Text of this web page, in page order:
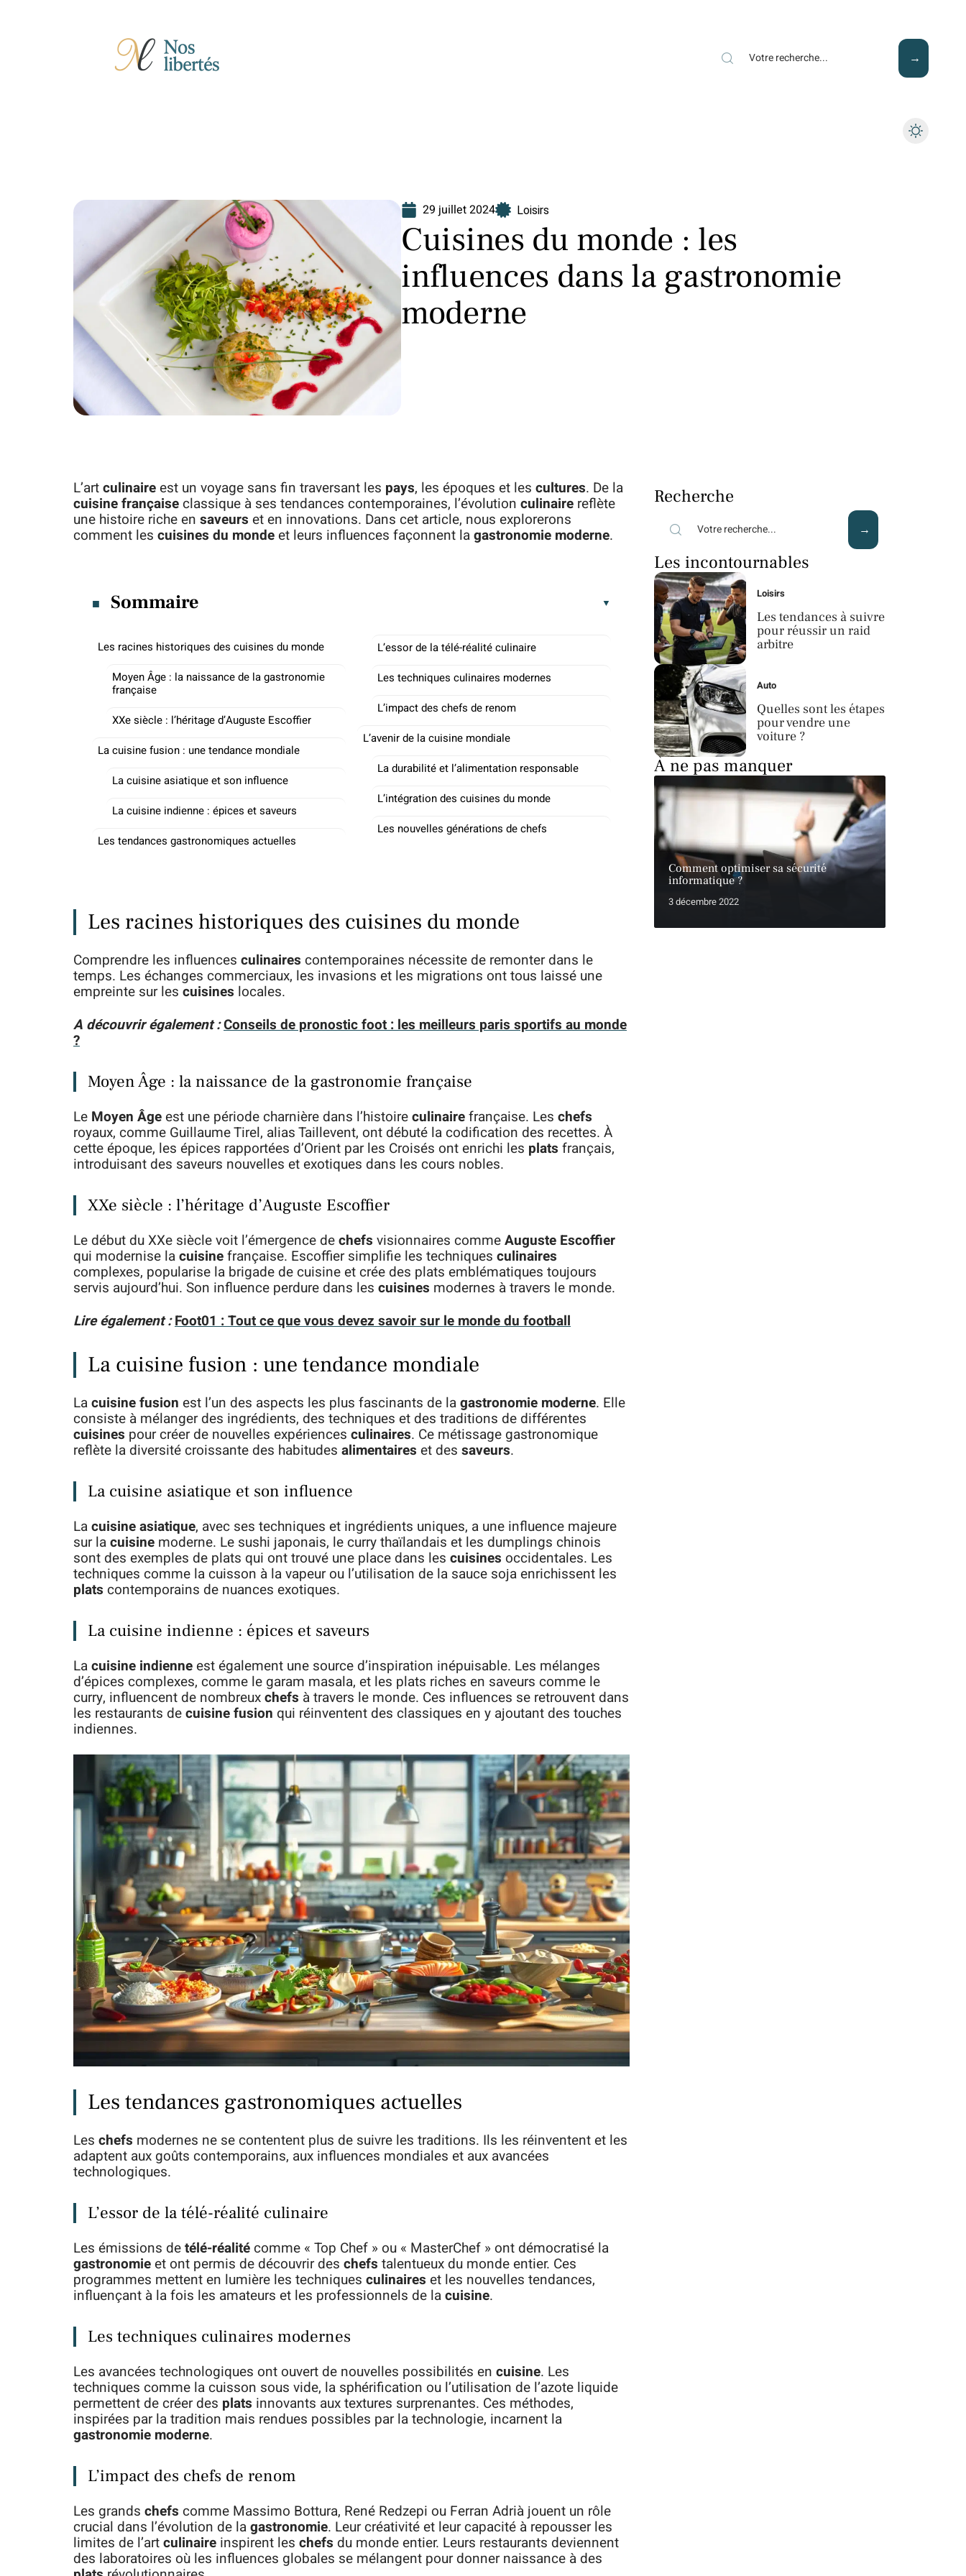
29 juillet 2024 Loisirs
Cuisines du monde : les
influences dans la gastronomie
moderne
L’artculinaireest un voyage sans fin traversant les pays, les époques et les cultures. De la
cuisine françaiseclassique à ses tendances contemporaines, l’évolution culinaire reflète
une histoire riche en saveurs et en innovations. Dans cet article, nous explorerons
comment les cuisines du mondeet leurs influences façonnent lagastronomie moderne.
Sommaire
Les racines historiques des cuisines du monde
Moyen Âge : la naissance de la gastronomie
française
XXe siècle : l’héritage d’Auguste Escoffier
La cuisine fusion : une tendance mondiale
La cuisine asiatique et son influence
La cuisine indienne : épices et saveurs
Les tendances gastronomiques actuelles
L’essor de la télé-réalité culinaire
Les techniques culinaires modernes
L’impact des chefs de renom
L’avenir de la cuisine mondiale
La durabilité et l’alimentation responsable
L’intégration des cuisines du monde
Les nouvelles générations de chefs
Les racines historiques des cuisines du monde
Comprendre les influences culinaires contemporaines nécessite de remonter dans le
temps. Les échanges commerciaux, les invasions et les migrations ont tous laissé une
empreinte sur les cuisines locales.
A découvrir également :Conseils de pronostic foot : les meilleurs paris sportifs au monde
?
Moyen Âge : la naissance de la gastronomie française
Le Moyen Âgeest une période charnière dans l’histoireculinairefrançaise. Les chefs
royaux, comme Guillaume Tirel, alias Taillevent, ont débuté la codification des recettes. À
cette époque, les épices rapportées d’Orient par les Croisés ont enrichi les plats français,
introduisant des saveurs nouvelles et exotiques dans les cours nobles.
XXe siècle : l’héritage d’Auguste Escoffier
Le début du XXe siècle voit l’émergence dechefs visionnaires commeAuguste Escoffier
qui modernise lacuisinefrançaise. Escoffier simplifie les techniques culinaires
complexes, popularise la brigade de cuisine et crée des plats emblématiques toujours
servis aujourd’hui. Son influence perdure dans les cuisines modernes à travers le monde.
Lire également :Foot01 : Tout ce que vous devez savoir sur le monde du football
La cuisine fusion : une tendance mondiale
Lacuisine fusion est l’un des aspects les plus fascinants de lagastronomie moderne. Elle
consiste à mélanger des ingrédients, des techniques et des traditions de différentes
cuisines pour créer de nouvelles expériences culinaires. Ce métissage gastronomique
reflète la diversité croissante des habitudes alimentaires et des saveurs.
La cuisine asiatique et son influence
Lacuisine asiatique, avec ses techniques et ingrédients uniques, a une influence majeure
sur lacuisine moderne. Le sushi japonais, le curry thaïlandais et les dumplings chinois
sont des exemples de plats qui ont trouvé une place dans les cuisines occidentales. Les
techniques comme la cuisson à la vapeur ou l’utilisation de la sauce soja enrichissent les
plats contemporains de nuances exotiques.
La cuisine indienne : épices et saveurs
Lacuisine indienneest également une source d’inspiration inépuisable. Les mélanges
d’épices complexes, comme le garam masala, et les plats riches en saveurs comme le
curry, influencent de nombreuxchefs à travers le monde. Ces influences se retrouvent dans
les restaurants decuisine fusion qui réinventent des classiques en y ajoutant des touches
indiennes.
Les tendances gastronomiques actuelles
Les chefs modernes ne se contentent plus de suivre les traditions. Ils les réinventent et les
adaptent aux goûts contemporains, aux influences mondiales et aux avancées
technologiques.
L’essor de la télé-réalité culinaire
Les émissions detélé-réalitécomme « Top Chef » ou « MasterChef » ont démocratisé la
gastronomieet ont permis de découvrir des chefs talentueux du monde entier. Ces
programmes mettent en lumière les techniques culinaires et les nouvelles tendances,
influençant à la fois les amateurs et les professionnels de lacuisine.
Les techniques culinaires modernes
Les avancées technologiques ont ouvert de nouvelles possibilités en cuisine. Les
techniques comme la cuisson sous vide, la sphérification ou l’utilisation de l’azote liquide
permettent de créer des plats innovants aux textures surprenantes. Ces méthodes,
inspirées par la tradition mais rendues possibles par la technologie, incarnent la
gastronomie moderne.
L’impact des chefs de renom
Les grands chefs comme Massimo Bottura, René Redzepi ou Ferran Adrià jouent un rôle
crucial dans l’évolution de lagastronomie. Leur créativité et leur capacité à repousser les
limites de l’artculinaire inspirent les chefs du monde entier. Leurs restaurants deviennent
des laboratoires où les influences globales se mélangent pour donner naissance à des
Recherche
Les incontournables
Loisirs
Les tendances à suivre
pour réussir un raid
arbitre
Auto
Quelles sont les étapes
pour vendre une
voiture ?
À ne pas manquer
Comment optimiser sa sécurité
informatique ?
3 décembre 2022